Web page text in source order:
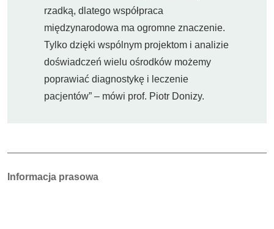
rzadką, dlatego współpraca
międzynarodowa ma ogromne znaczenie.
Tylko dzięki wspólnym projektom i analizie
doświadczeń wielu ośrodków możemy
poprawiać diagnostykę i leczenie
pacjentów” – mówi prof. Piotr Donizy.
Autorzy:
Informacja prasowa